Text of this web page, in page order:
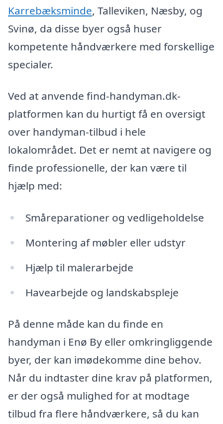
Karrebæksminde, Talleviken, Næsby, og
Svinø, da disse byer også huser
kompetente håndværkere med forskellige
specialer.
Ved at anvende find-handyman.dk-
platformen kan du hurtigt få en oversigt
over handyman-tilbud i hele
lokalområdet. Det er nemt at navigere og
finde professionelle, der kan være til
hjælp med:
Småreparationer og vedligeholdelse
Montering af møbler eller udstyr
Hjælp til malerarbejde
Havearbejde og landskabspleje
På denne måde kan du finde en
handyman i Enø By eller omkringliggende
byer, der kan imødekomme dine behov.
Når du indtaster dine krav på platformen,
er der også mulighed for at modtage
tilbud fra flere håndværkere, så du kan